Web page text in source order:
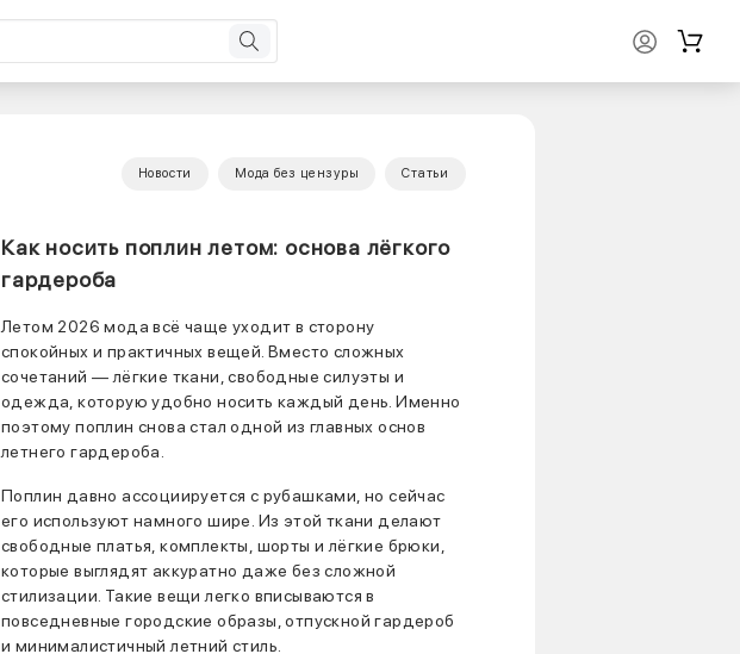
Новости Мода без цензуры Статьи
Как носить поплин летом: основа лёгкого
гардероба
Летом 2026 мода всё чаще уходит в сторону
спокойных и практичных вещей. Вместо сложных
сочетаний — лёгкие ткани, свободные силуэты и
одежда, которую удобно носить каждый день. Именно
поэтому поплин снова стал одной из главных основ
летнего гардероба.
Поплин давно ассоциируется с рубашками, но сейчас
его используют намного шире. Из этой ткани делают
свободные платья, комплекты, шорты и лёгкие брюки,
которые выглядят аккуратно даже без сложной
стилизации. Такие вещи легко вписываются в
повседневные городские образы, отпускной гардероб
и минималистичный летний стиль.